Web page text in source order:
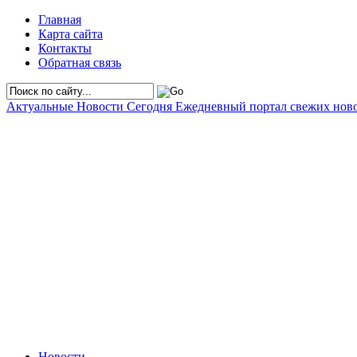
Главная
Карта сайта
Контакты
Обратная связь
Актуальные Новости Сегодня Ежедневный портал свежих